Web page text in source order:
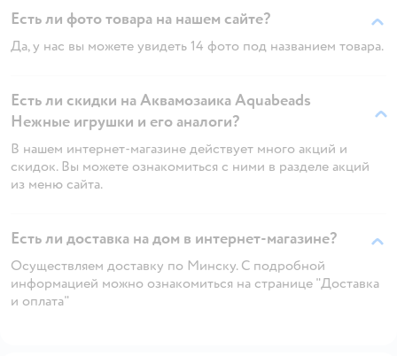
Есть ли фото товара на нашем сайте?
Да, у нас вы можете увидеть 14 фото под названием товара.
Есть ли скидки на Аквамозаика Aquabeads
Нежные игрушки и его аналоги?
В нашем интернет-магазине действует много акций и
скидок. Вы можете ознакомиться с ними в разделе акций
из меню сайта.
Есть ли доставка на дом в интернет-магазине?
Осуществляем доставку по Минску. С подробной
информацией можно ознакомиться на странице "Доставка
и оплата"